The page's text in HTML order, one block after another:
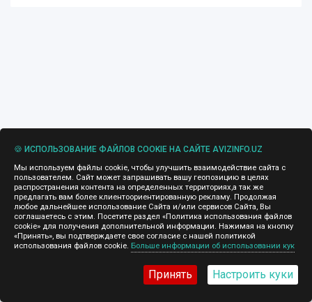
🍪 ИСПОЛЬЗОВАНИЕ ФАЙЛОВ COOKIE НА САЙТЕ AVIZINFO.UZ
Мы используем файлы cookie, чтобы улучшить взаимодействие сайта с
пользователем. Сайт может запрашивать вашу геопозицию в целях
распространения контента на определенных территориях,а так же
предлагать вам более клиентоориентированную рекламу. Продолжая
любое дальнейшее использование Сайта и/или сервисов Сайта, Вы
соглашаетесь с этим. Посетите раздел «Политика использования файлов
cookie» для получения дополнительной информации. Нажимая на кнопку
«Принять», вы подтверждаете свое согласие с нашей политикой
использования файлов cookie. Больше информации об использовании кук
Принять Настроить куки